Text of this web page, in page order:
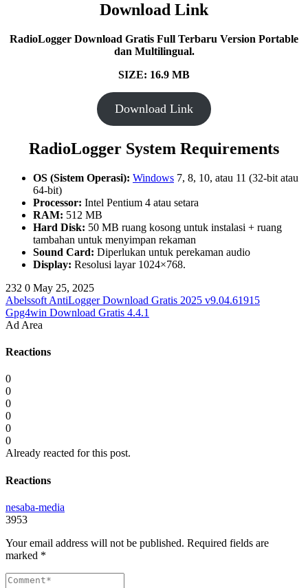
Download Link
RadioLogger Download Gratis Full Terbaru Version Portable
dan Multilingual.
SIZE: 16.9 MB
Download Link
RadioLogger System Requirements
OS (Sistem Operasi): Windows 7, 8, 10, atau 11 (32-bit atau
64-bit)
Processor: Intel Pentium 4 atau setara
RAM: 512 MB
Hard Disk: 50 MB ruang kosong untuk instalasi + ruang
tambahan untuk menyimpan rekaman
Sound Card: Diperlukan untuk perekaman audio
Display: Resolusi layar 1024×768.
232 0 May 25, 2025
Abelssoft AntiLogger Download Gratis 2025 v9.04.61915
Gpg4win Download Gratis 4.4.1
Ad Area
Reactions
0
0
0
0
0
0
Already reacted for this post.
Reactions
nesaba-media
3953
Your email address will not be published. Required fields are
marked *